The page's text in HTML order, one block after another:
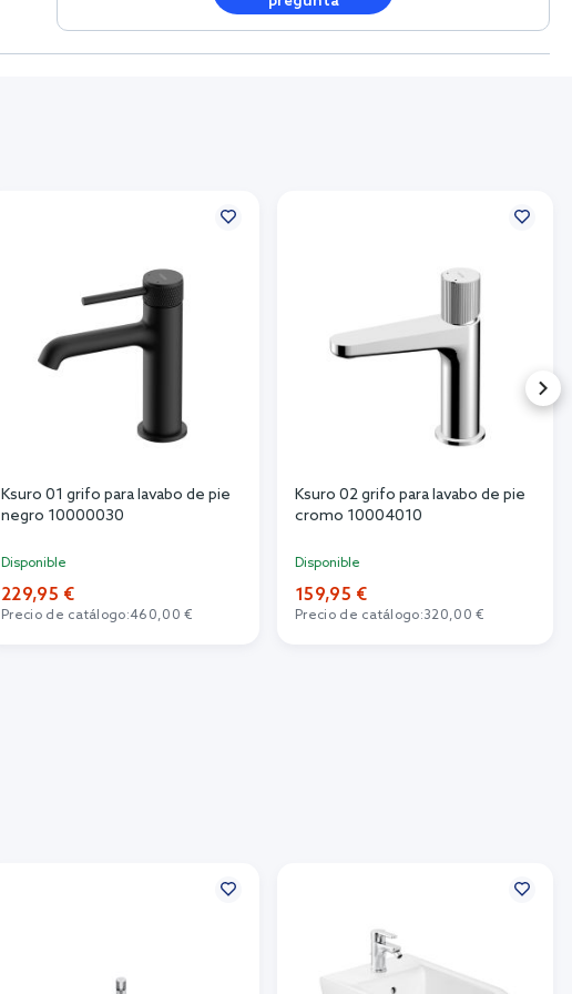
Ksuro 01 grifo para lavabo de pie
negro 10000030
Disponible
229,95 €
Precio de catálogo:460,00 €
Ksuro 02 grifo para lavabo de pie
cromo 10004010
Disponible
159,95 €
Precio de catálogo:320,00 €